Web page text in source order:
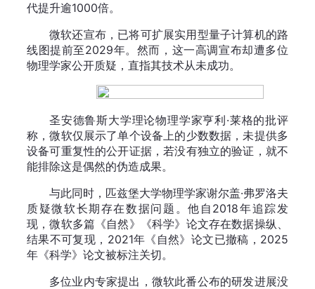
代提升逾1000倍。
微软还宣布，已将可扩展实用型量子计算机的路
线图提前至2029年。然而，这一高调宣布却遭多位
物理学家公开质疑，直指其技术从未成功。
圣安德鲁斯大学理论物理学家亨利·莱格的批评
称，微软仅展示了单个设备上的少数数据，未提供多
设备可重复性的公开证据，若没有独立的验证，就不
能排除这是偶然的伪造成果。
与此同时，匹兹堡大学物理学家谢尔盖·弗罗洛夫
质疑微软长期存在数据问题。他自2018年追踪发
现，微软多篇《自然》《科学》论文存在数据操纵、
结果不可复现，2021年《自然》论文已撤稿，2025
年《科学》论文被标注关切。
多位业内专家提出，微软此番公布的研发进展没